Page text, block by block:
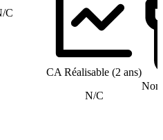
C
CA Réalisable (2 ans)
N/C